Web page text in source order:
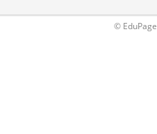
© EduPage